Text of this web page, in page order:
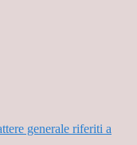
generale riferiti a